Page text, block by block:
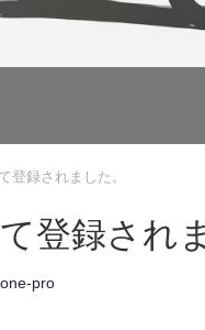
登録されました。
登録され
one-pro